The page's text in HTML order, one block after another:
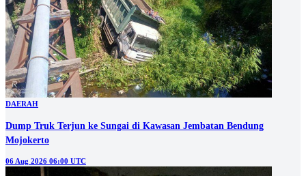
DAERAH
Dump Truk Terjun ke Sungai di Kawasan Jembatan Bendung
Mojokerto
06 Aug 2026 06:00 UTC